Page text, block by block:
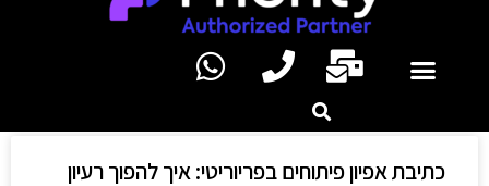
כתיבת אפיון פיתוחים בפריוריטי: איך להפוך רעיון